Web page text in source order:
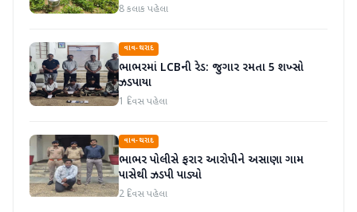
8 કલાક પહેલા
વાવ-થરાદ
ભાભરમાં LCBની રેડ: જુગાર રમતા 5 શખ્સો
ઝડપાયા
1 દિવસ પહેલા
વાવ-થરાદ
ભાભર પોલીસે ફરાર આરોપીને અસાણા ગામ
પાસેથી ઝડપી પાડ્યો
2 દિવસ પહેલા